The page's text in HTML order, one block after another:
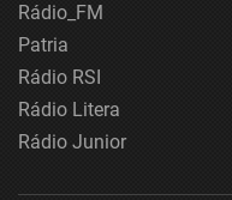
Rádio_FM
Patria
Rádio RSI
Rádio Litera
Rádio Junior